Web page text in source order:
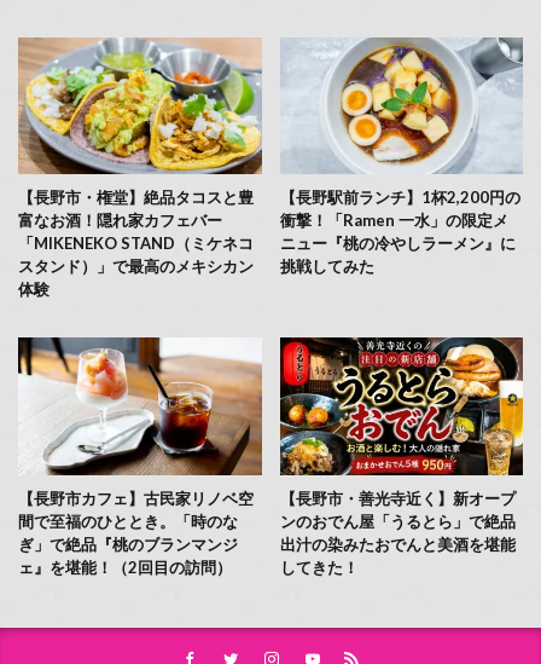
【長野市・権堂】絶品タコスと豊
富なお酒！隠れ家カフェバー
「MIKENEKO STAND（ミケネコ
スタンド）」で最高のメキシカン
体験
【長野駅前ランチ】1杯2,200円の
衝撃！「Ramen 一水」の限定メ
ニュー『桃の冷やしラーメン』に
挑戦してみた
【長野市カフェ】古民家リノベ空
間で至福のひととき。「時のな
ぎ」で絶品『桃のブランマンジ
ェ』を堪能！（2回目の訪問）
【長野市・善光寺近く】新オープ
ンのおでん屋「うるとら」で絶品
出汁の染みたおでんと美酒を堪能
してきた！